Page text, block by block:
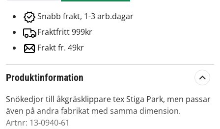
Snabb frakt, 1-3 arb.dagar
Fraktfritt 999kr
Frakt fr. 49kr
Produktinformation
Snökedjor till åkgräsklippare tex Stiga Park, men passar
även på andra fabrikat med samma dimension.
Artnr: 13-0940-61